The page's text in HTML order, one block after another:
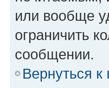
или вообще
ограничить
сообщении.
Вернуться к